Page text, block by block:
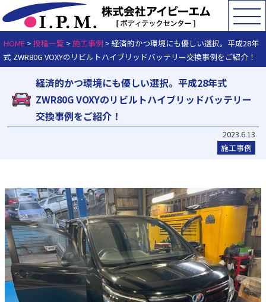
HOME >投稿一覧 >施工事例 >経済的かつ環境にも優しい選択。平成28年
式 ZWR80G VOXYのリビルトハイブリッドバッテリー交換事例をご紹介！
経済的かつ環境にも優しい選択。平成28年式
ZWR80G VOXYのリビルトハイブリッドバッテリー
交換事例をご紹介！
2023.6.13
施工事例